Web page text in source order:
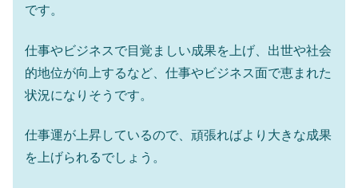
です。
仕事やビジネスで目覚ましい成果を上げ、出世や社会
的地位が向上するなど、仕事やビジネス面で恵まれた
状況になりそうです。
仕事運が上昇しているので、頑張ればより大きな成果
を上げられるでしょう。